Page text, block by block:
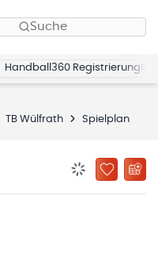
Suche
Handball360 Registrierung
TB Wülfrath Spielplan
ZU